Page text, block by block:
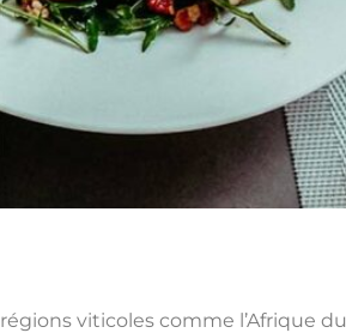
viticoles comme l’Afrique du